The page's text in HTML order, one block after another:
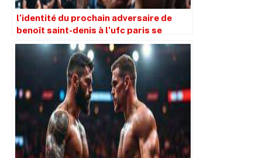
l’identité du prochain adversaire de
benoît saint-denis à l’ufc paris se
dévoile